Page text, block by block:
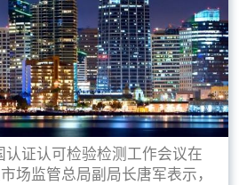
证认可检验检测工作会议在
场监管总局副局长唐军表示，